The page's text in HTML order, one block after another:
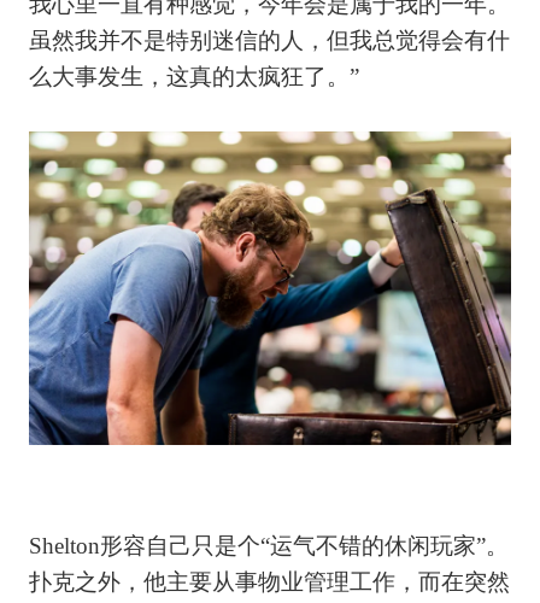
虽然我并不是特别迷信的人，但我总觉得会有什
么大事发生，这真的太疯狂了。”
Shelton形容自己只是个“运气不错的休闲玩家”。
扑克之外，他主要从事物业管理工作，而在突然